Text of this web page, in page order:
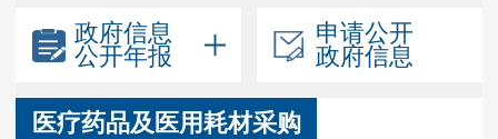
政府信息
公开年报
申请公开
政府信息
医疗药品及医用耗材采购